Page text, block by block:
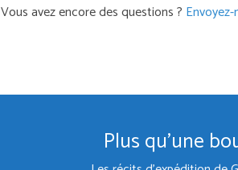
Vous avez encore des questions ?
Plus qu'une